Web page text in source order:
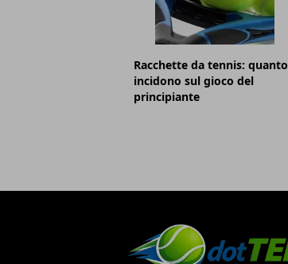
Racchette da tennis: quanto
incidono sul gioco del
principiante